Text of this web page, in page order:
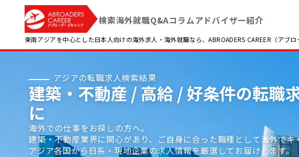
検索海外就職Q&Aコラムアドバイザー紹介
東南アジアを中心とした日本人向けの海外求人・海外就職なら、ABROADERS CAREER（アブロ
アジアの転職求人検索結果
建築・不動産 / 高給 / 好条件の転職
に
海外での仕事をお探しの方へ。
建築・不動産業界に関心があり、ご自身に合った職種として海外で
アジア各国から日系・現地企業の求人情報を厳選してお届けします。